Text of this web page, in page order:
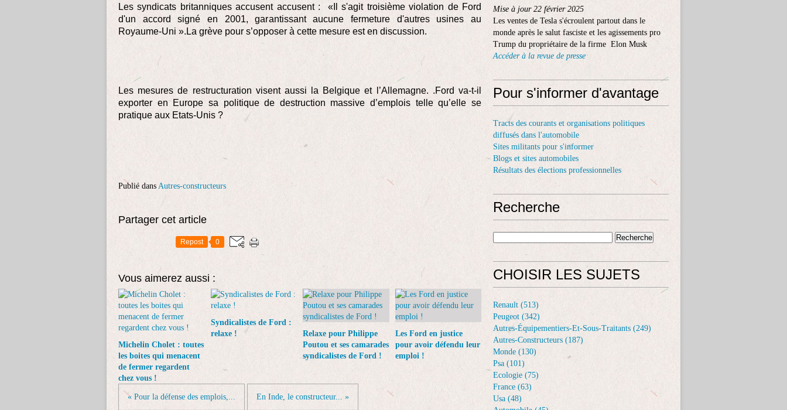
Les syndicats britanniques accusent accusent : «Il s'agit troisième violation de Ford
d'un accord signé en 2001, garantissant aucune fermeture d'autres usines au
Royaume-Uni ».La grève pour s’opposer à cette mesure est en discussion.
Les mesures de restructuration visent aussi la Belgique et l’Allemagne. .Ford va-t-il
exporter en Europe sa politique de destruction massive d’emplois telle qu’elle se
pratique aux Etats-Unis ?
Publié dans Autres-constructeurs
Partager cet article
Repost 0
Vous aimerez aussi :
Michelin Cholet : toutes
les boites qui menacent
de fermer regardent
chez vous !
Syndicalistes de Ford :
relaxe !
Relaxe pour Philippe
Poutou et ses camarades
syndicalistes de Ford !
Les Ford en justice
pour avoir défendu leur
emploi !
« Pour la défense des emplois,... En Inde, le constructeur... »
Mise à jour 22 février 2025
Les ventes de Tesla s'écroulent partout dans le
monde après le salut fasciste et les agissements pro
Trump du propriétaire de la firme Elon Musk
Accéder à la revue de presse
Pour s'informer d'avantage
Tracts des courants et organisations politiques
diffusés dans l'automobile
Sites militants pour s'informer
Blogs et sites automobiles
Résultats des élections professionnelles
Recherche
CHOISIR LES SUJETS
Renault (513)
Peugeot (342)
Autres-Équipementiers-Et-Sous-Traitants (249)
Autres-Constructeurs (187)
Monde (130)
Psa (101)
Ecologie (75)
France (63)
Usa (48)